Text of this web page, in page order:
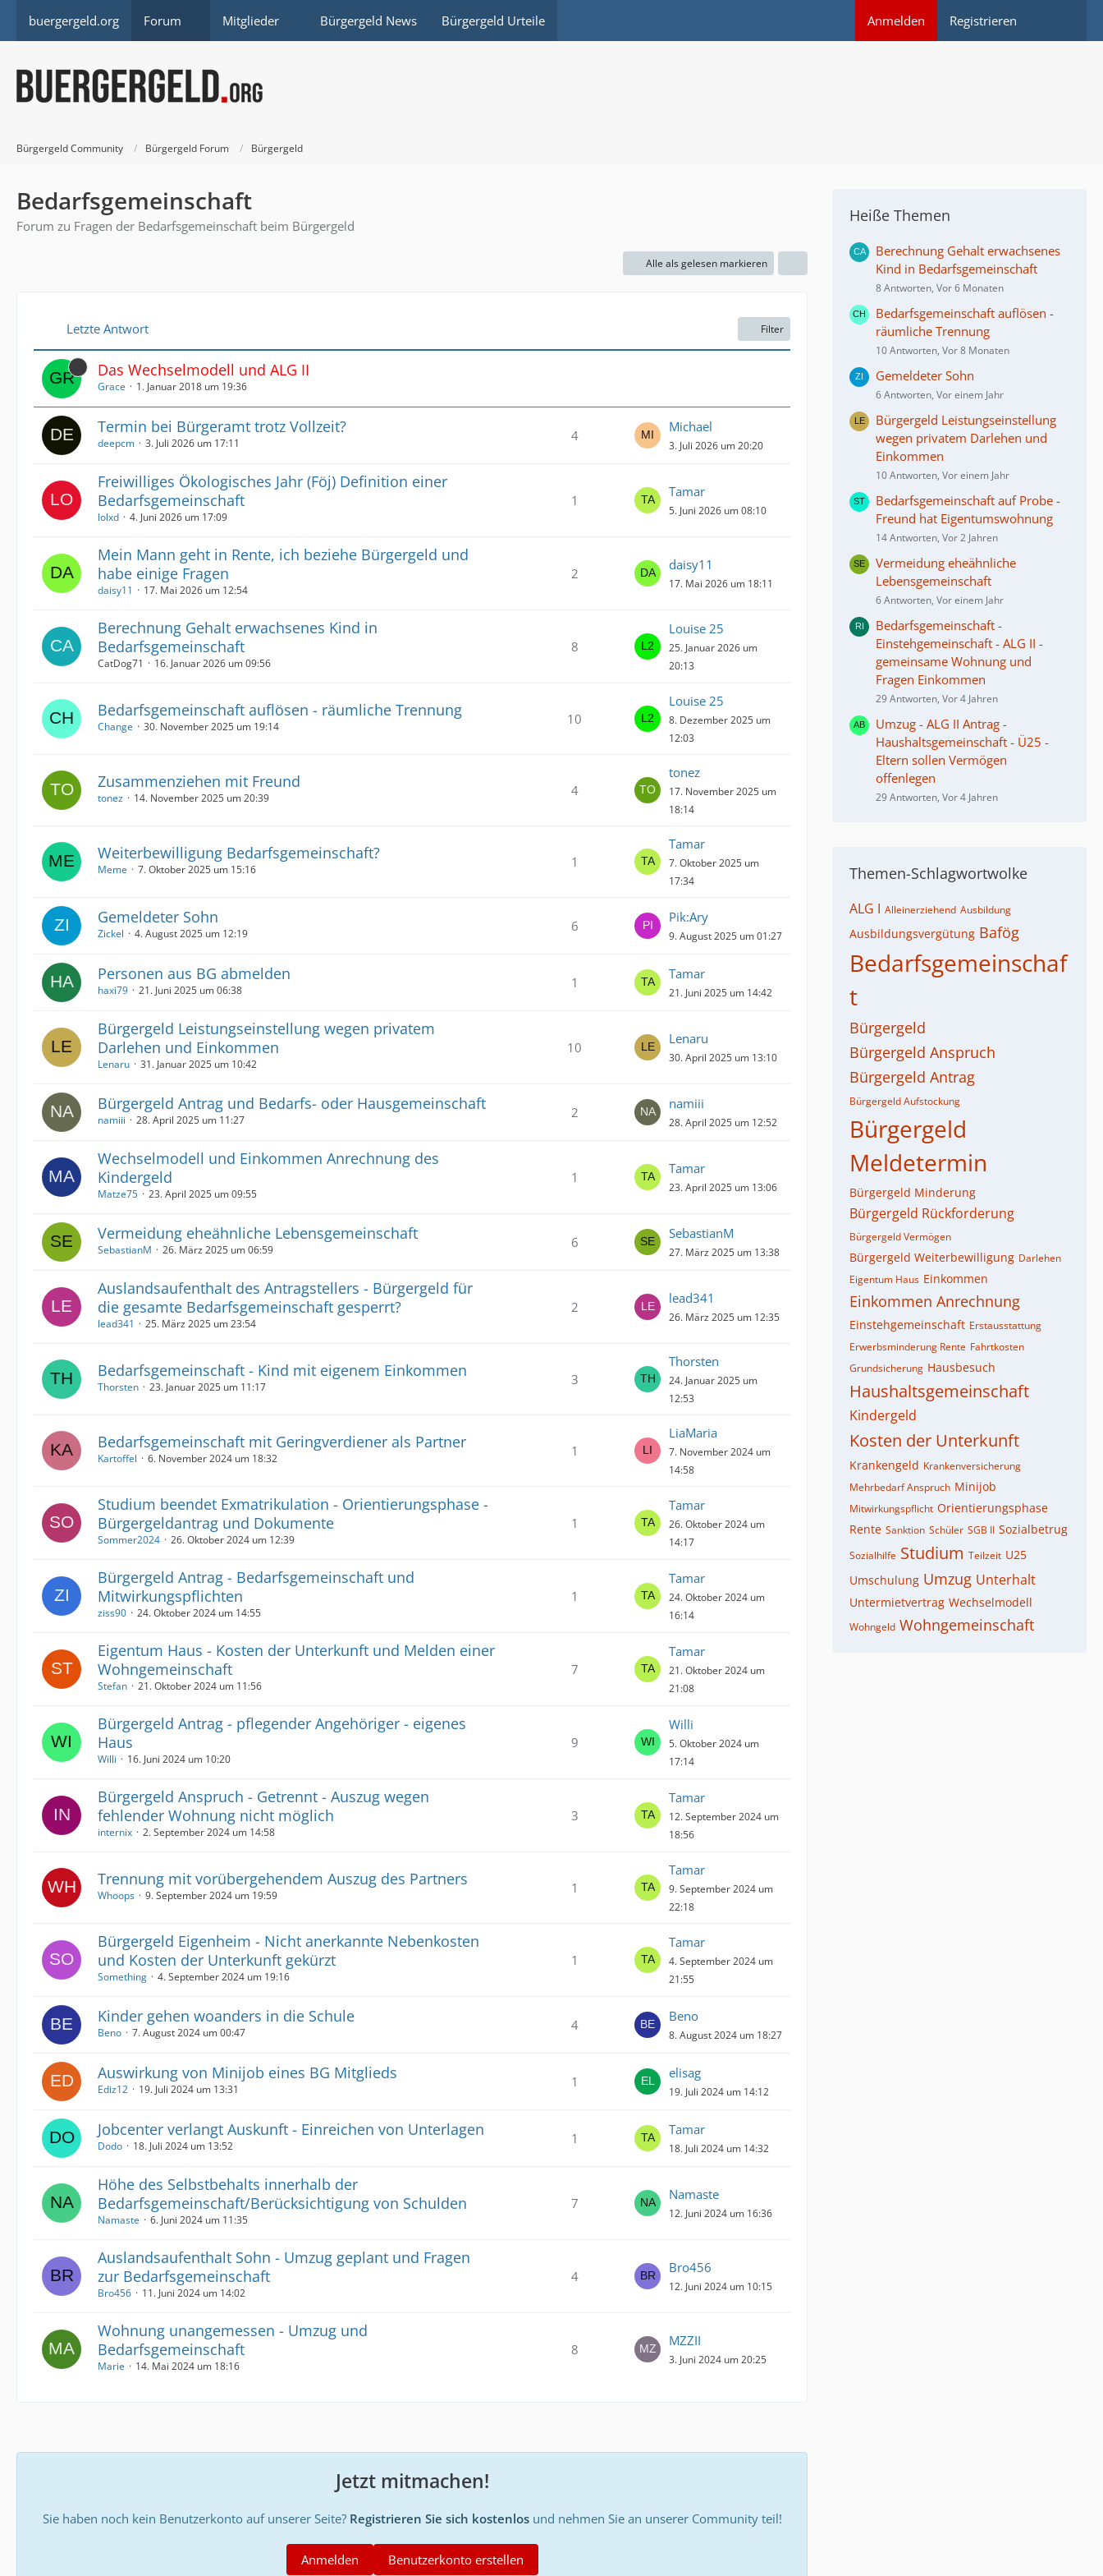
buergergeld.org Forum Mitglieder Bürgergeld News Bürgergeld Urteile Anmelden Registrieren
Bürgergeld Community Bürgergeld Forum Bürgergeld
Bedarfsgemeinschaft
Forum zu Fragen der Bedarfsgemeinschaft beim Bürgergeld
Alle als gelesen markieren
Letzte Antwort Filter
Das Wechselmodell und ALG II
Grace 1. Januar 2018 um 19:36
Termin bei Bürgeramt trotz Vollzeit?
deepcm 3. Juli 2026 um 17:11 4
Michael
3. Juli 2026 um 20:20
Freiwilliges Ökologisches Jahr (Föj) Definition einer
Bedarfsgemeinschaft
lolxd 4. Juni 2026 um 17:09
1
Tamar
5. Juni 2026 um 08:10
Mein Mann geht in Rente, ich beziehe Bürgergeld und
habe einige Fragen
daisy11 17. Mai 2026 um 12:54
2
daisy11
17. Mai 2026 um 18:11
Berechnung Gehalt erwachsenes Kind in
Bedarfsgemeinschaft
CatDog71 16. Januar 2026 um 09:56
8
Louise 25
25. Januar 2026 um
20:13
Bedarfsgemeinschaft auflösen - räumliche Trennung
Change 30. November 2025 um 19:14 10
Louise 25
8. Dezember 2025 um
12:03
Zusammenziehen mit Freund
tonez 14. November 2025 um 20:39 4
tonez
17. November 2025 um
18:14
Weiterbewilligung Bedarfsgemeinschaft?
Meme 7. Oktober 2025 um 15:16 1
Tamar
7. Oktober 2025 um
17:34
Gemeldeter Sohn
Zickel 4. August 2025 um 12:19 6
Pik:Ary
9. August 2025 um 01:27
Personen aus BG abmelden
haxi79 21. Juni 2025 um 06:38 1
Tamar
21. Juni 2025 um 14:42
Bürgergeld Leistungseinstellung wegen privatem
Darlehen und Einkommen
Lenaru 31. Januar 2025 um 10:42
10
Lenaru
30. April 2025 um 13:10
Bürgergeld Antrag und Bedarfs- oder Hausgemeinschaft
namiii 28. April 2025 um 11:27 2
namiii
28. April 2025 um 12:52
Wechselmodell und Einkommen Anrechnung des
Kindergeld
Matze75 23. April 2025 um 09:55
1
Tamar
23. April 2025 um 13:06
Vermeidung eheähnliche Lebensgemeinschaft
SebastianM 26. März 2025 um 06:59 6
SebastianM
27. März 2025 um 13:38
Auslandsaufenthalt des Antragstellers - Bürgergeld für
die gesamte Bedarfsgemeinschaft gesperrt?
lead341 25. März 2025 um 23:54
2
lead341
26. März 2025 um 12:35
Bedarfsgemeinschaft - Kind mit eigenem Einkommen
Thorsten 23. Januar 2025 um 11:17 3
Thorsten
24. Januar 2025 um
12:53
Bedarfsgemeinschaft mit Geringverdiener als Partner
Kartoffel 6. November 2024 um 18:32 1
LiaMaria
7. November 2024 um
14:58
Studium beendet Exmatrikulation - Orientierungsphase -
Bürgergeldantrag und Dokumente
Sommer2024 26. Oktober 2024 um 12:39
1
Tamar
26. Oktober 2024 um
14:17
Bürgergeld Antrag - Bedarfsgemeinschaft und
Mitwirkungspflichten
ziss90 24. Oktober 2024 um 14:55
1
Tamar
24. Oktober 2024 um
16:14
Eigentum Haus - Kosten der Unterkunft und Melden einer
Wohngemeinschaft
Stefan 21. Oktober 2024 um 11:56
7
Tamar
21. Oktober 2024 um
21:08
Bürgergeld Antrag - pflegender Angehöriger - eigenes
Haus
Willi 16. Juni 2024 um 10:20
9
Willi
5. Oktober 2024 um
17:14
Bürgergeld Anspruch - Getrennt - Auszug wegen
fehlender Wohnung nicht möglich
internix 2. September 2024 um 14:58
3
Tamar
12. September 2024 um
18:56
Trennung mit vorübergehendem Auszug des Partners
Whoops 9. September 2024 um 19:59 1
Tamar
9. September 2024 um
22:18
Bürgergeld Eigenheim - Nicht anerkannte Nebenkosten
und Kosten der Unterkunft gekürzt
Something 4. September 2024 um 19:16
1
Tamar
4. September 2024 um
21:55
Kinder gehen woanders in die Schule
Beno 7. August 2024 um 00:47 4
Beno
8. August 2024 um 18:27
Auswirkung von Minijob eines BG Mitglieds
Ediz12 19. Juli 2024 um 13:31 1
elisag
19. Juli 2024 um 14:12
Jobcenter verlangt Auskunft - Einreichen von Unterlagen
Dodo 18. Juli 2024 um 13:52 1
Tamar
18. Juli 2024 um 14:32
Höhe des Selbstbehalts innerhalb der
Bedarfsgemeinschaft/Berücksichtigung von Schulden
Namaste 6. Juni 2024 um 11:35
7
Namaste
12. Juni 2024 um 16:36
Auslandsaufenthalt Sohn - Umzug geplant und Fragen
zur Bedarfsgemeinschaft
Bro456 11. Juni 2024 um 14:02
4
Bro456
12. Juni 2024 um 10:15
Wohnung unangemessen - Umzug und
Bedarfsgemeinschaft
Marie 14. Mai 2024 um 18:16
8
MZZII
3. Juni 2024 um 20:25
Jetzt mitmachen!
Sie haben noch kein Benutzerkonto auf unserer Seite? Registrieren Sie sich kostenlosund nehmen Sie an unserer Community teil!
Benutzerkonto erstellen
Anmelden
Heiße Themen
Berechnung Gehalt erwachsenes
Kind in Bedarfsgemeinschaft
8 Antworten, Vor 6 Monaten
Bedarfsgemeinschaft auflösen -
räumliche Trennung
10 Antworten, Vor 8 Monaten
Gemeldeter Sohn
6 Antworten, Vor einem Jahr
Bürgergeld Leistungseinstellung
wegen privatem Darlehen und
Einkommen
10 Antworten, Vor einem Jahr
Bedarfsgemeinschaft auf Probe -
Freund hat Eigentumswohnung
14 Antworten, Vor 2 Jahren
Vermeidung eheähnliche
Lebensgemeinschaft
6 Antworten, Vor einem Jahr
Bedarfsgemeinschaft -
Einstehgemeinschaft - ALG II -
gemeinsame Wohnung und
Fragen Einkommen
29 Antworten, Vor 4 Jahren
Umzug - ALG II Antrag -
Haushaltsgemeinschaft - Ü25 -
Eltern sollen Vermögen
offenlegen
29 Antworten, Vor 4 Jahren
Themen-Schlagwortwolke
ALG I Alleinerziehend Ausbildung
Ausbildungsvergütung Bafög
Bedarfsgemeinschaf
t
Bürgergeld
Bürgergeld Anspruch
Bürgergeld Antrag
Bürgergeld Aufstockung
Bürgergeld
Meldetermin
Bürgergeld Minderung
Bürgergeld Rückforderung
Bürgergeld Vermögen
Bürgergeld Weiterbewilligung Darlehen
Eigentum Haus Einkommen
Einkommen Anrechnung
Einstehgemeinschaft Erstausstattung
Erwerbsminderung Rente Fahrtkosten
Grundsicherung Hausbesuch
Haushaltsgemeinschaft
Kindergeld
Kosten der Unterkunft
Krankengeld Krankenversicherung
Mehrbedarf Anspruch Minijob
Mitwirkungspflicht Orientierungsphase
Rente Sanktion Schüler SGB II Sozialbetrug
Sozialhilfe Studium Teilzeit U25
Umschulung Umzug Unterhalt
Untermietvertrag Wechselmodell
Wohngeld Wohngemeinschaft